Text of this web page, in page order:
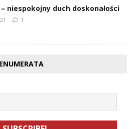
niespokojny duch doskonałości
1